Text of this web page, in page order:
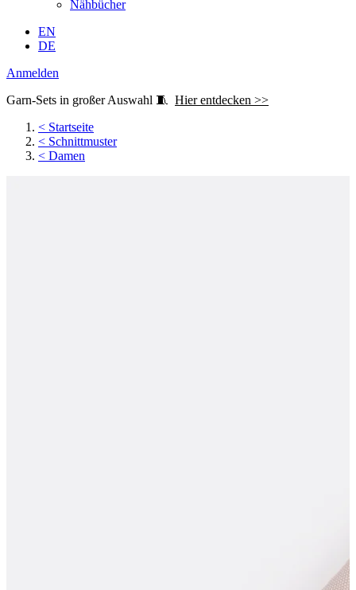
Nähbücher
EN
DE
Anmelden
Garn-Sets in großer Auswahl 🧵 Hier entdecken >>
< Startseite
< Schnittmuster
< Damen